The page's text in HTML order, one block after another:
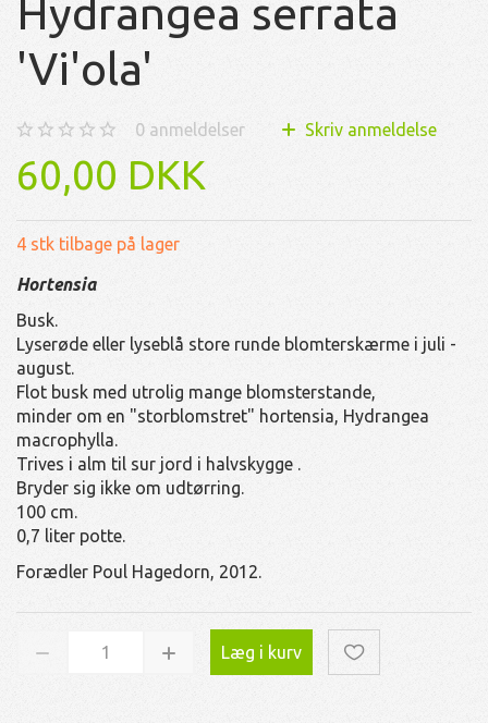
Hydrangea serrata
'Vi'ola'
0 anmeldelser Skriv anmeldelse
60,00 DKK
4 stk tilbage på lager
Hortensia
Busk.
Lyserøde eller lyseblå store runde blomterskærme i juli -
august.
Flot busk med utrolig mange blomsterstande,
minder om en "storblomstret" hortensia, Hydrangea
macrophylla.
Trives i alm til sur jord i halvskygge .
Bryder sig ikke om udtørring.
100 cm.
0,7 liter potte.
Forædler Poul Hagedorn, 2012.
Læg i kurv